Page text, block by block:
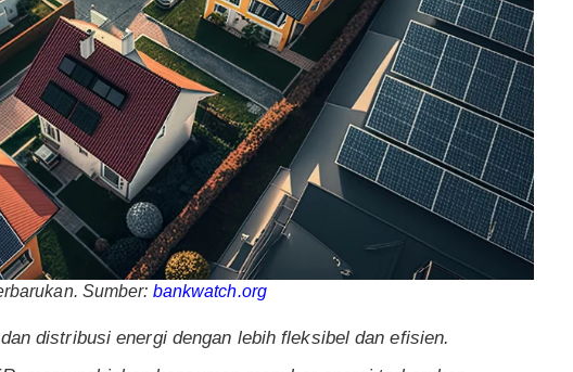
Sumber: bankwatch.org
distribusi energi dengan lebih fleksibel dan efisien.